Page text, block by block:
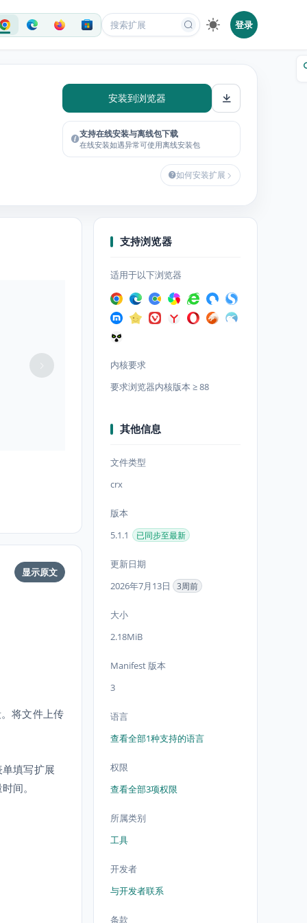
登录
安装到浏览器
支持在线安装与离线包下载
在线安装如遇异常可使用离线安装包
如何安装扩展
显示原文
将文件上传
单填写扩展
间。
支持浏览器
适用于以下浏览器
内核要求
要求浏览器内核版本 ≥ 88
其他信息
文件类型
crx
版本
5.1.1
已同步至最新
更新日期
2026年7月13日
3周前
大小
2.18MiB
Manifest 版本
3
语言
查看全部1种支持的语言
权限
查看全部3项权限
所属类别
工具
开发者
与开发者联系
条款